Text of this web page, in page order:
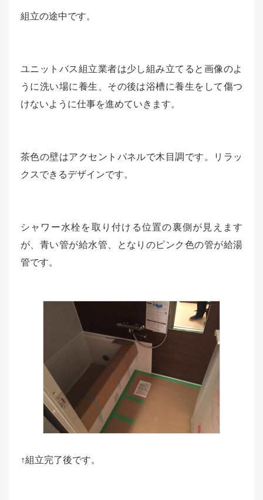
組立の途中です。
ユニットバス組立業者は少し組み立てると画像のよ
うに洗い場に養生、その後は浴槽に養生をして傷つ
けないように仕事を進めていきます。
茶色の壁はアクセントパネルで木目調です。リラッ
クスできるデザインです。
シャワー水栓を取り付ける位置の裏側が見えます
が、青い管が給水管、となりのピンク色の管が給湯
管です。
↑組立完了後です。